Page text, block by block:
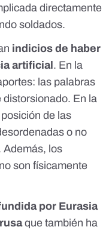
directamente
soldados.
indicios de haber
artificial . En la
las palabras
distorsionado. En la
de las
o no
Además, los
son físicamente
por Eurasia
que también ha